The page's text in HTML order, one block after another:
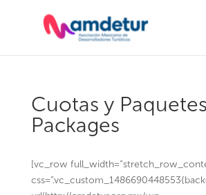
Cuotas y
Packages
[vc_row